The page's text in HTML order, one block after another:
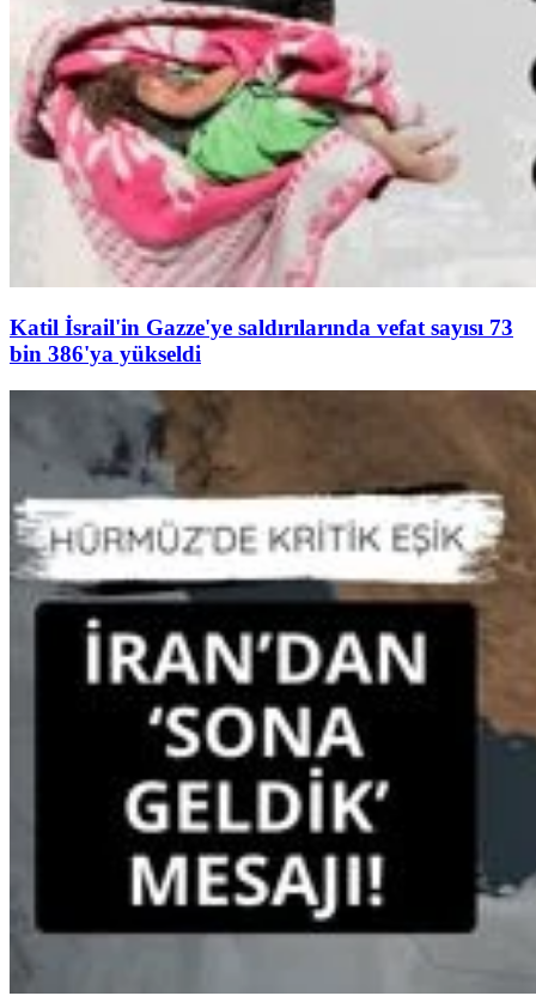
Katil İsrail'in Gazze'ye saldırılarında vefat sayısı 73
bin 386'ya yükseldi